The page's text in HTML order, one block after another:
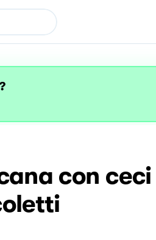
con ceci